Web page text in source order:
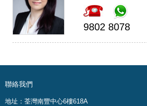
9802 8078
聯絡我們
地址：荃灣南豐中心6樓618A